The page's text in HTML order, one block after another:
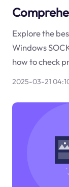
Explore the
Windows
how to check
2025-03-21